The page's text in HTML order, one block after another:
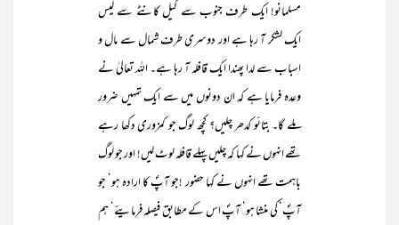
مسلمانو! ایک طرف جنوب سے کیل کانٹے سے لیس
ایک لشکر آ رہا ہے اور دوسری طرف شمال سے مال و
اسباب سے لدا پھندا ایک قافلہ آ رہا ہے۔ اللہ تعالیٰ نے
وعدہ فرمایا ہے کہ ان دونوں میں سے ایک تمہیں ضرور
ملے گا۔ بتائو کدھر چلیں؟ کچھ لوگ جو کمزوری دکھا رہے
تھے انہوں نے کہا کہ چلیں پہلے قافلہ لوٹ لیں! اور جو لوگ
باہمت تھے انہوں نے کہا حضور !جو آپؐ کا ارادہ ہو‘ جو
آپؐ‘ کی منشا ہو‘ آپؐ اس کے مطابق فیصلہ فرمایئے‘ ہم